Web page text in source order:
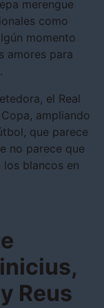
merengue
como
momento
amores para
el Real
ampliando
que parece
no parece que
blancos en
Reus